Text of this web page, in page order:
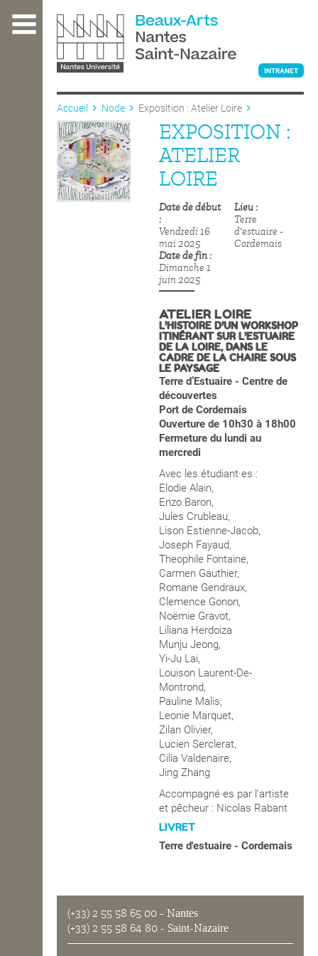
contenu
L'ÉCOLE
ENSEIGNEMENT
INTRANET
Accueil Node Exposition : Atelier Loire
EXPOSITION :
ATELIER
LOIRE
Date de début
Vendredi 16
mai 2025
Date de fin
Dimanche 1
juin 2025
Lieu
Terre
d'estuaire -
Cordemais
ATELIER LOIRE
L’HISTOIRE D’UN WORKSHOP
ITINÉRANT SUR L’ESTUAIRE
DE LA LOIRE,DANS LE
CADRE DE LA CHAIRE SOUS
LE PAYSAGE
Terre d’Estuaire - Centre de
découvertes
Port de Cordemais
Ouverture de 10h30 à 18h00
Fermeture du lundi au
mercredi
Avec les étudiant·es :
Elodie Alain,
Enzo Baron,
Jules Crubleau,
Lison Estienne-Jacob,
Joseph Fayaud,
Theophile Fontaine,
Carmen Gauthier,
Romane Gendraux,
Clemence Gonon,
Noëmie Gravot,
Liliana Herdoiza
Munju Jeong,
Yi-Ju Lai,
Louison Laurent-De-
Montrond,
Pauline Malis,
Leonie Marquet,
Zilan Olivier,
Lucien Serclerat,
Cilia Valdenaire,
Jing Zhang
Accompagné·es par l’artiste
et pêcheur : Nicolas Rabant
LIVRET
Terre d'estuaire - Cordemais
(+33) 2 55 58 65 00 - Nantes
(+33) 2 55 58 64 80 - Saint-Nazaire